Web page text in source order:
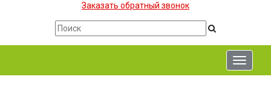
Заказать обратный звонок
Toggle